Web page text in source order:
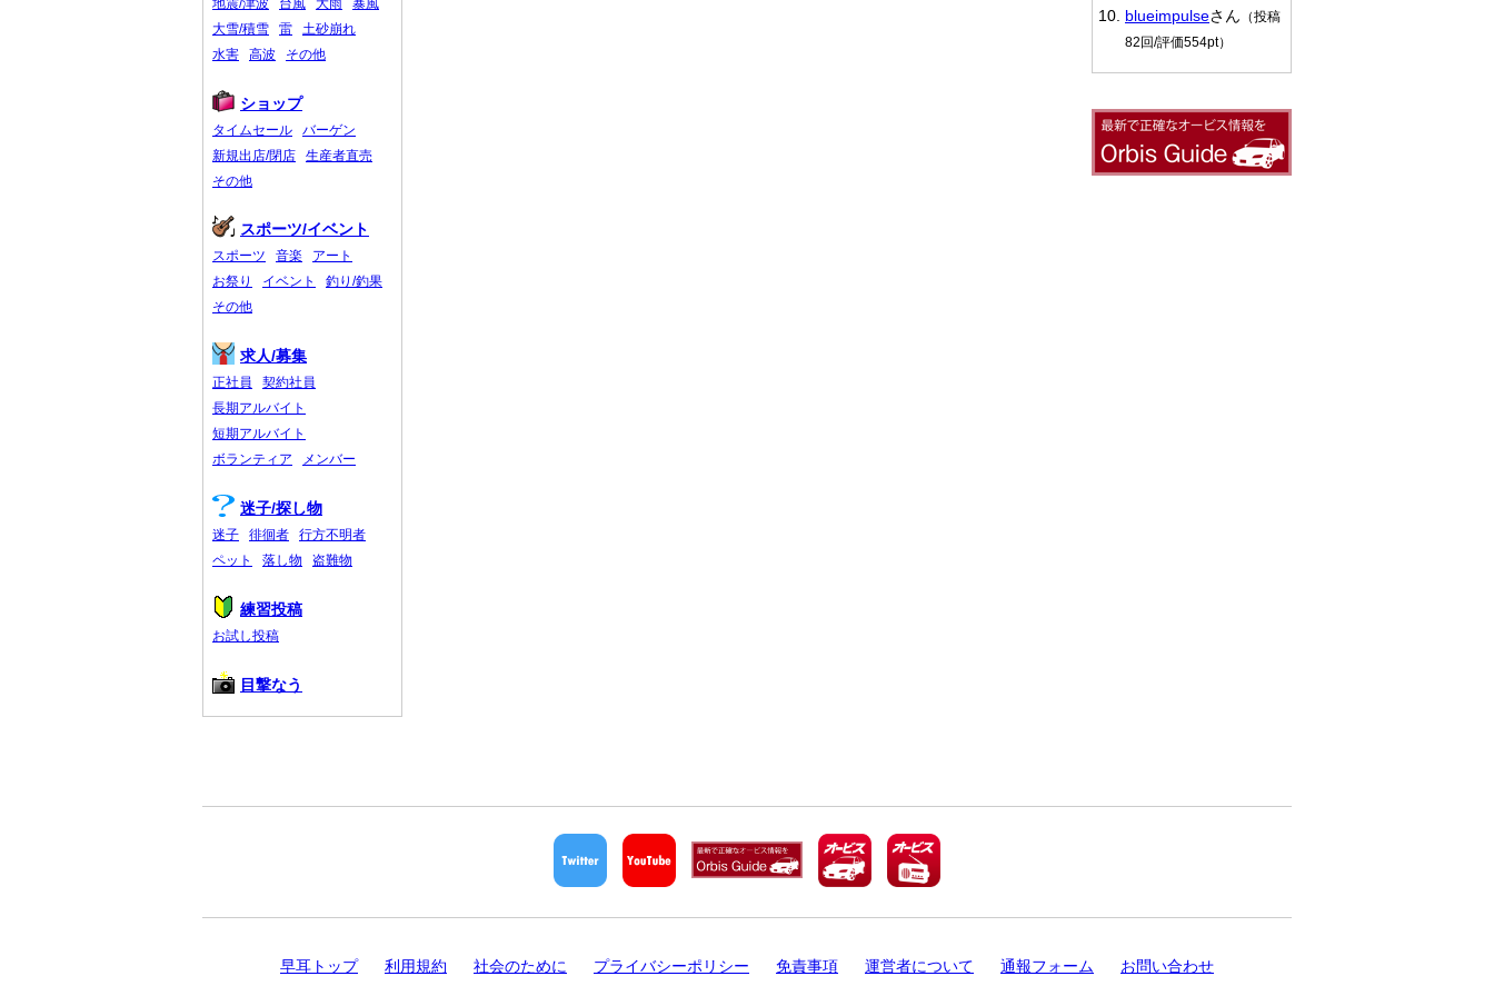
大雪/積雪
雷
土砂崩れ
水害
高波 その他
ショップ
タイムセール
バーゲン
新規出店/閉店
生産者直売
その他
スポーツ/イベント
スポーツ 音楽
アート
お祭り
イベント
釣り/釣果
その他
求人/募集
正社員
契約社員
長期アルバイト
短期アルバイト
ボランティア
メンバー
迷子/探し物
迷子 徘徊者
行方不明者
ペット
落し物 盗難物
練習投稿
お試し投稿
目撃なう
blueimpulseさん （投稿
82回/評価554pt）
早耳トップ 利用規約 社会のために プライバシーポリシー 免責事項 運営者について 通報フォーム お問い合わせ